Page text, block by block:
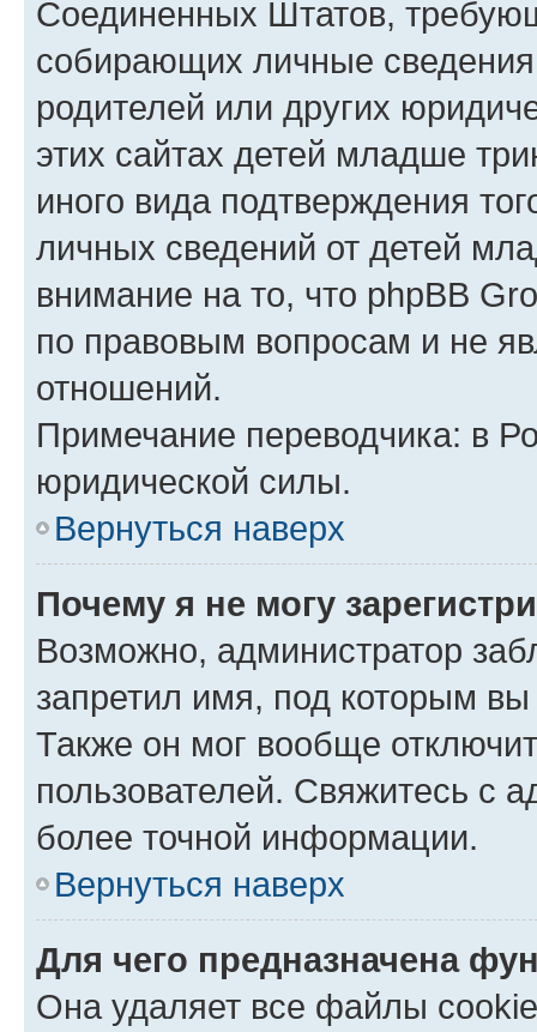
Соединенных Штатов,
собирающих личные
родителей или других
этих сайтах детей младше
иного вида подтверждения
личных сведений от детей
внимание на то, что phpBB
по правовым вопросам и не
отношений.
Примечание переводчика: в
юридической силы.
Вернуться наверх
Почему я не могу
Возможно, администратор
запретил имя, под которым вы
Также он мог вообще
пользователей. Свяжитесь с
более точной информации.
Вернуться наверх
Для чего предназначена
Она удаляет все файлы